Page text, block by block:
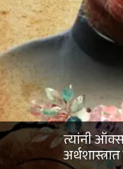
त्यांनी